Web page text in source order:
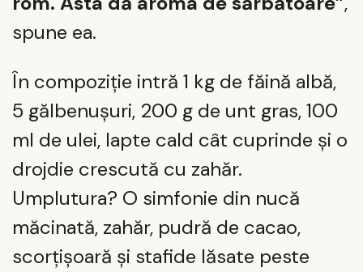
spune ea.
În compoziție intră 1 kg de făină albă,
5 gălbenușuri, 200 g de unt gras, 100
ml de ulei, lapte cald cât cuprinde și o
drojdie crescută cu zahăr.
Umplutura? O simfonie din nucă
măcinată, zahăr, pudră de cacao,
scorțișoară și stafide lăsate peste